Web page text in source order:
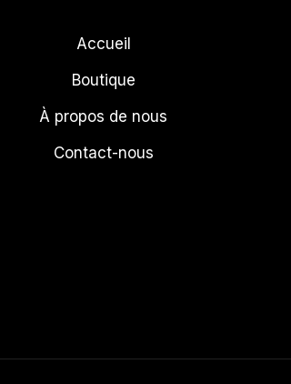
Accueil
Boutique
À propos de nous
Contact-nous